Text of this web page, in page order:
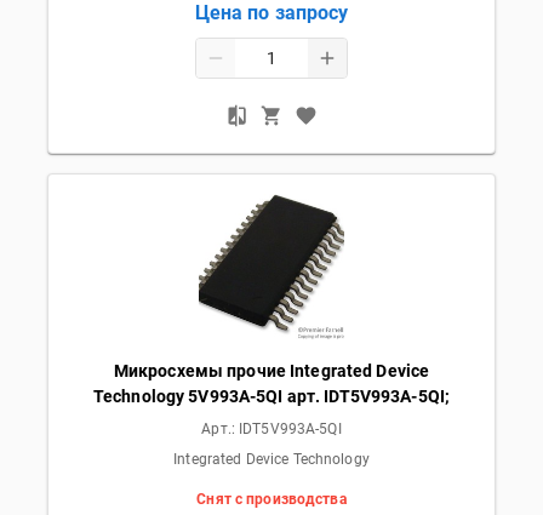
Цена по запросу
Микросхемы прочие Integrated Device
Technology 5V993A-5QI арт. IDT5V993A-5QI;
Арт.: IDT5V993A-5QI
Integrated Device Technology
Снят с производства